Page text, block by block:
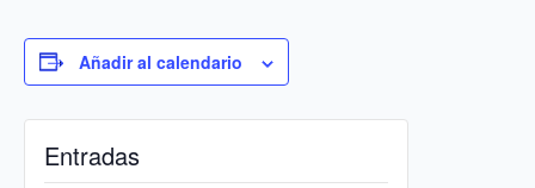
Añadir al calendario
Entradas